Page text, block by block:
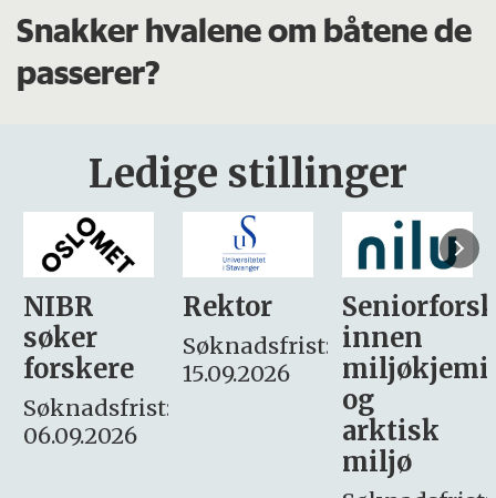
Snakker hvalene om båtene de
passerer?
Ledige stillinger
Rektor
Søknadsfrist:
15.09.2026
Seniorforsker
innen
miljøkjemi
søker
– fast
Søknadsfrist:
16. august.